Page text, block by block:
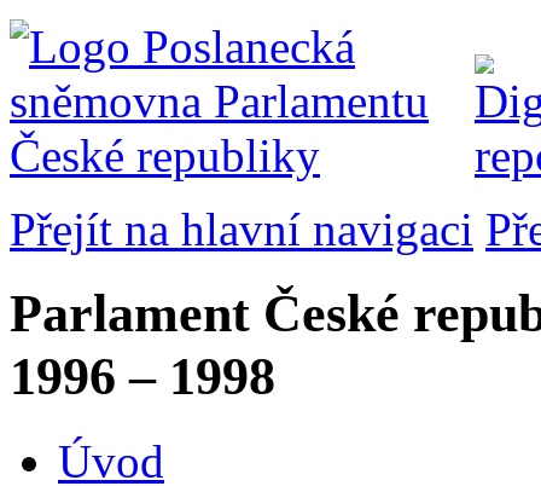
Přejít na hlavní navigaci
Parlament České
1996 – 1998
Úvod